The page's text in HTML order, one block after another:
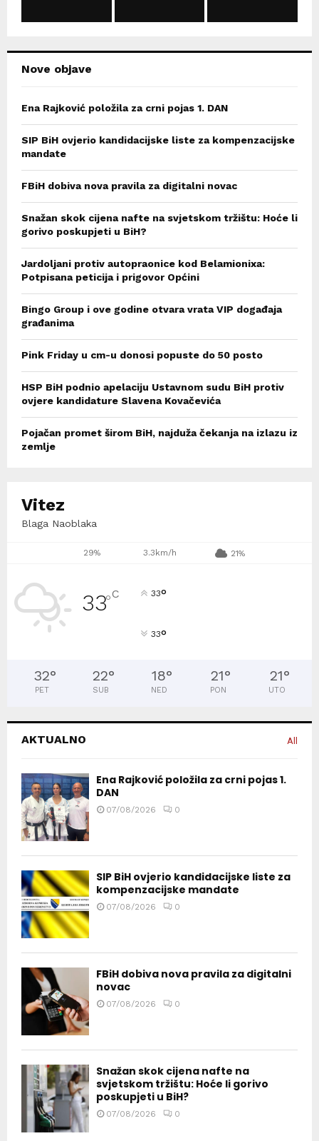
Nove objave
Ena Rajković položila za crni pojas 1. DAN
SIP BiH ovjerio kandidacijske liste za kompenzacijske
mandate
FBiH dobiva nova pravila za digitalni novac
Snažan skok cijena nafte na svjetskom tržištu: Hoće li
gorivo poskupjeti u BiH?
Jardoljani protiv autopraonice kod Belamionixa:
Potpisana peticija i prigovor Općini
Bingo Group i ove godine otvara vrata VIP događaja
građanima
Pink Friday u cm-u donosi popuste do 50 posto
HSP BiH podnio apelaciju Ustavnom sudu BiH protiv
ovjere kandidature Slavena Kovačevića
Pojačan promet širom BiH, najduža čekanja na izlazu iz
zemlje
Vitez
Blaga Naoblaka
29% 3.3km/h 21%
33°C 33°
33°
32°
PET
22°
SUB
18°
NED
21°
PON
21°
UTO
AKTUALNO All
Ena Rajković položila za crni pojas 1.
DAN
07/08/2026 0
SIP BiH ovjerio kandidacijske liste za
kompenzacijske mandate
07/08/2026 0
FBiH dobiva nova pravila za digitalni
novac
07/08/2026 0
Snažan skok cijena nafte na
svjetskom tržištu: Hoće li gorivo
poskupjeti u BiH?
07/08/2026 0